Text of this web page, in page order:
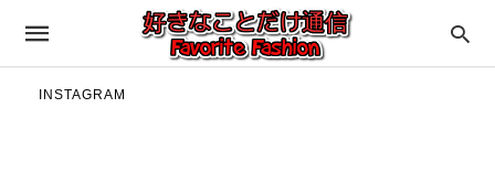
INSTAGRAM